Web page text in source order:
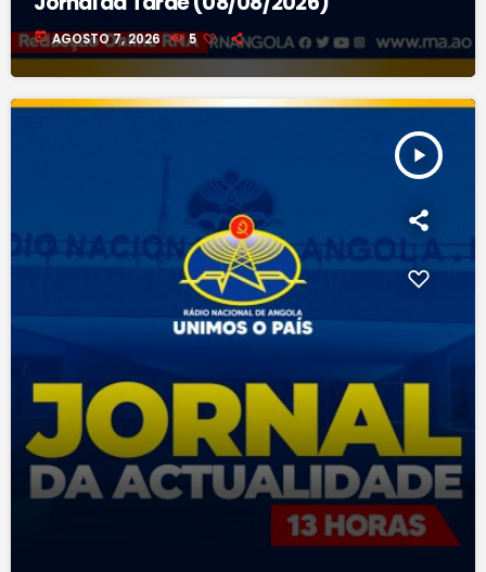
today AGOSTO 7, 2026 5
play_arrow